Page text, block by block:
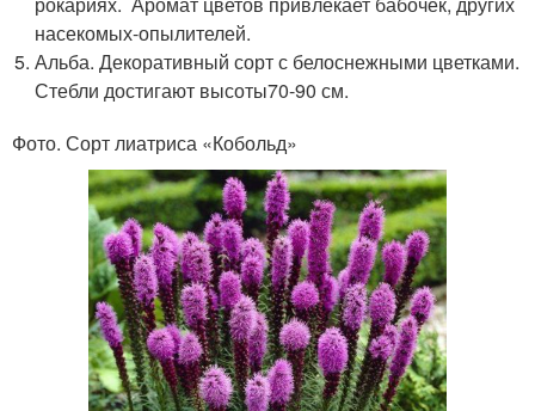
насекомых-опылителей.
Альба. Декоративный сорт с белоснежными цветками.
Стебли достигают высоты70-90 см.
Фото. Сорт лиатриса «Кобольд»